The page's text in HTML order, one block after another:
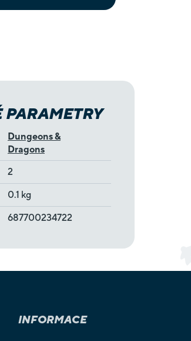
Dungeons &
Dragons
2
0.1 kg
687700234722
INFORMACE